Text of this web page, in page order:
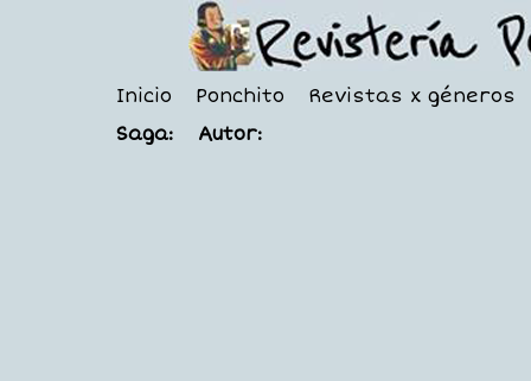
Inicio Ponchito
Revistas x géneros
Saga:
Autor: